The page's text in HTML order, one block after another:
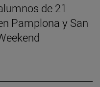
de 21
Pamplona y San